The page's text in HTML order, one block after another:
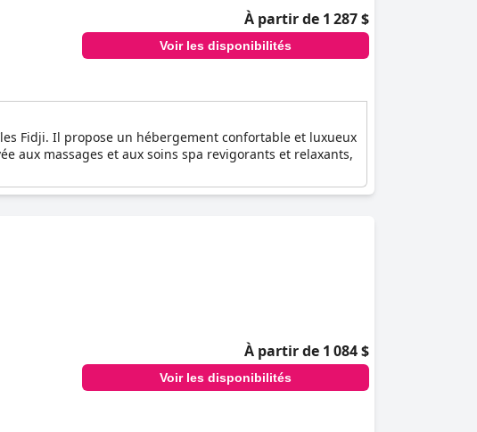
À partir de 1 287 $
Voir les disponibilités
Fidji. Il propose un hébergement confortable et luxueux
aux massages et aux soins spa revigorants et relaxants,
À partir de 1 084 $
Voir les disponibilités